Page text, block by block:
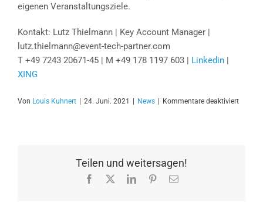
eigenen Veranstaltungsziele.
Kontakt: Lutz Thielmann | Key Account Manager |
lutz.thielmann@event-tech-partner.com
T +49 7243 20671-45 | M +49 178 1197 603 | Linkedin |
XING
Von Louis Kuhnert | 24. Juni. 2021 | News | Kommentare deaktiviertfür
Teilen und weitersagen!
Facebook LinkedInPinterest
E-